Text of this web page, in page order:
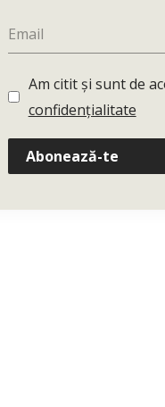
Am citit și sunt de
confidențialitate
Abonează-te